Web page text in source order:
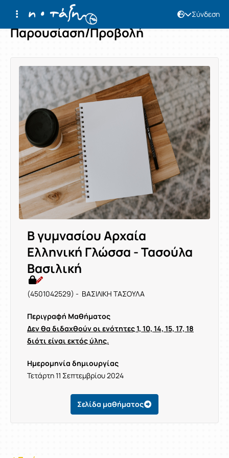
Σύνδεση
Παρουσίαση/Προβολή
Β γυμνασίου Αρχαία
Ελληνική Γλώσσα - Τασούλα
Βασιλική
(4501042529) - ΒΑΣΙΛΙΚΗ ΤΑΣΟΥΛΑ
Περιγραφή Μαθήματος
Δεν θα διδαχθούν οι ενότητες 1, 10, 14, 15, 17, 18
διότι είναι εκτός ύλης.
Ημερομηνία δημιουργίας
Τετάρτη 11 Σεπτεμβρίου 2024
Σελίδα μαθήματος